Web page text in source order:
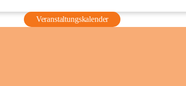
Veranstaltungskalender